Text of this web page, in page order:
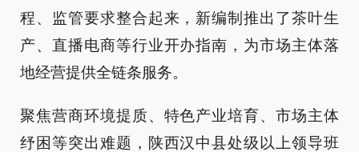
程、监管要求整合起来，新编制推出了茶叶生
产、直播电商等行业开办指南，为市场主体落
地经营提供全链条服务。
聚焦营商环境提质、特色产业培育、市场主体
纾困等突出难题，陕西汉中县处级以上领导班